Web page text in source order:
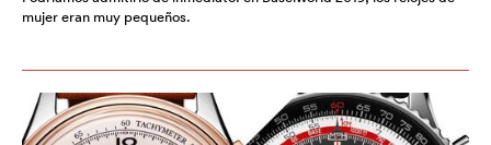
mujer eran muy pequeños.